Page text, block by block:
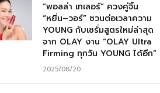
“พอลล่า เทเลอร์” ควงคู่จิ้น
“หยิ่น–วอร์” ชวนต่อเวลาความ
YOUNG กับเซรั่มสูตรใหม่ล่าสุด
จาก OLAY งาน “OLAY Ultra
Firming ทุกวัน YOUNG ได้อีก”
2025/08/20